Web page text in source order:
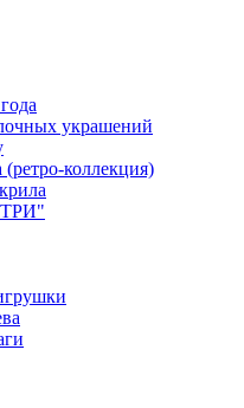
украшений
коллекция)